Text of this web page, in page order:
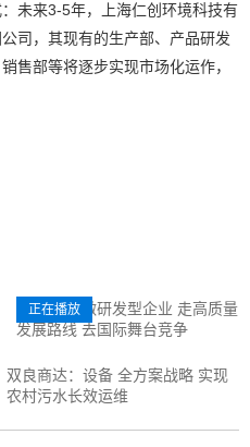
未来3-5年，上海仁创环境科技有
司，其现有的生产部、产品研发
售部等将逐步实现市场化运作，
仁创环境:做研发型企业 走高质量
发展路线 去国际舞台竞争
正在播放
双良商达：设备 全方案战略 实现
农村污水长效运维